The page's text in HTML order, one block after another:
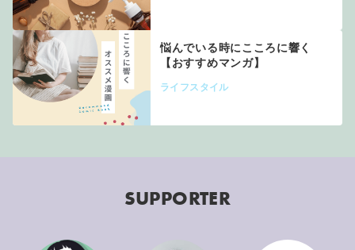
悩んでいる時にこころに響く
【おすすめマンガ】
ライフスタイル
SUPPORTER